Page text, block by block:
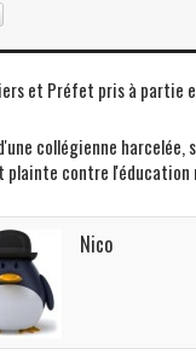
et Préfet pris à partie
collégienne harcelée,
plainte contre l'éducation
Nico